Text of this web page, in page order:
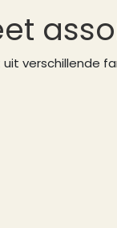
verschillende